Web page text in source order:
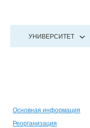
УНИВЕРСИТЕТ
Основная информация
Реорганизация